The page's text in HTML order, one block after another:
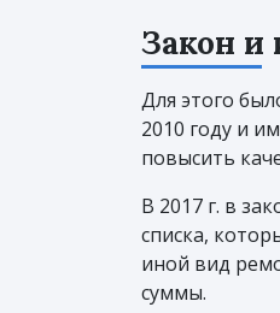
Закон и
Для этого
2010 году и
повысить
В 2017 г. в
списка,
иной вид
суммы.